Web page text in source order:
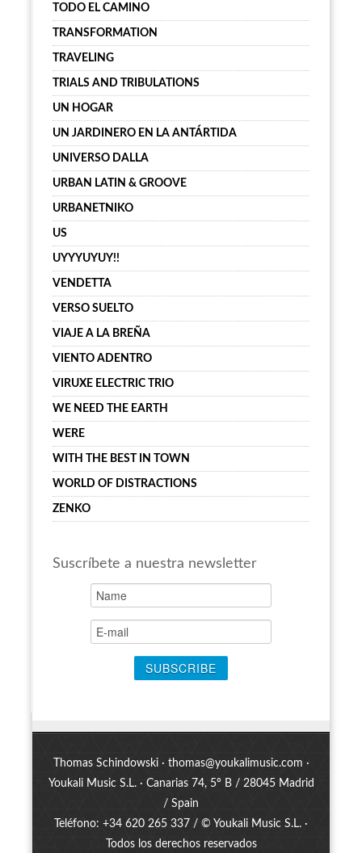
TODO EL CAMINO
TRANSFORMATION
TRAVELING
TRIALS AND TRIBULATIONS
UN HOGAR
UN JARDINERO EN LA ANTÁRTIDA
UNIVERSO DALLA
URBAN LATIN & GROOVE
URBANETNIKO
US
UYYYUYUY!!
VENDETTA
VERSO SUELTO
VIAJE A LA BREÑA
VIENTO ADENTRO
VIRUXE ELECTRIC TRIO
WE NEED THE EARTH
WERE
WITH THE BEST IN TOWN
WORLD OF DISTRACTIONS
ZENKO
Suscríbete a nuestra newsletter
Thomas Schindowski · thomas@youkalimusic.com ·
Youkali Music S.L. · Canarias 74, 5º B / 28045 Madrid
/ Spain
Teléfono: +34 620 265 337 / © Youkali Music S.L. ·
Todos los derechos reservados